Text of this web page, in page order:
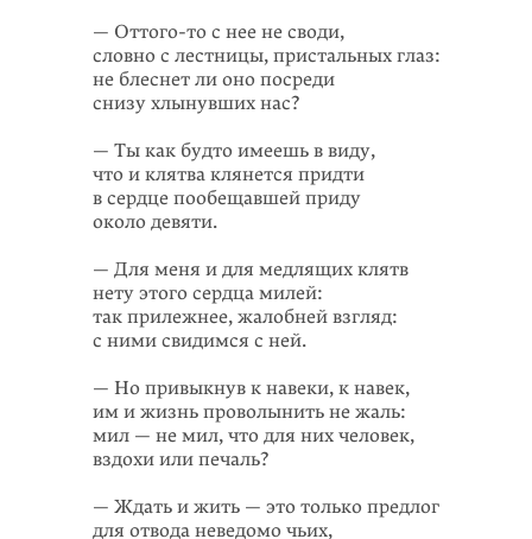
— Оттого-то с нее не своди,
словно с лестницы, пристальных глаз:
не блеснет ли оно посреди
снизу хлынувших нас?
— Ты как будто имеешь в виду,
что и клятва клянется придти
в сердце пообещавшей приду
около девяти.
— Для меня и для медлящих клятв
нету этого сердца милей:
так прилежнее, жалобней взгляд:
с ними свидимся с ней.
— Но привыкнув к навеки, к навек,
им и жизнь проволынить не жаль:
мил — не мил, что для них человек,
вздохи или печаль?
— Ждать и жить — это только предлог
для отвода неведомо чьих,